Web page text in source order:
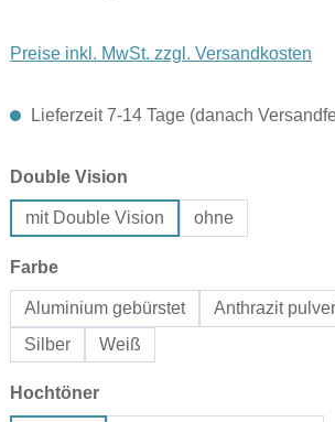
Preise inkl. MwSt. zzgl. Versandkosten
Lieferzeit 7-14 Tage (danach
Double Vision
mit Double Vision ohne
Farbeauswählen
Aluminium gebürstet Anthrazit
Silber
Weiß
Hochtönerauswählen